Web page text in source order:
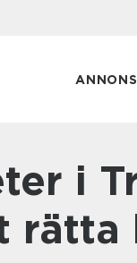
rätta